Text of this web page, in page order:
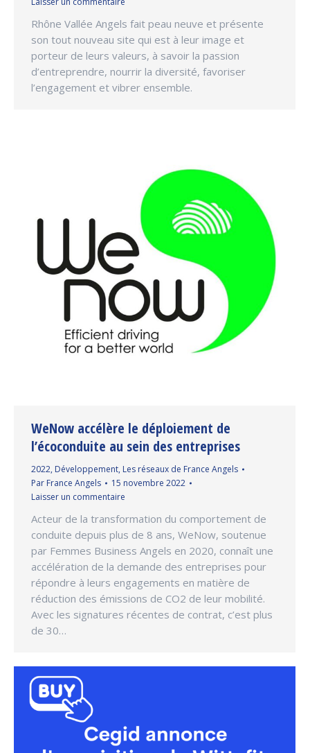
Rhône Vallée Angels fait peau neuve et présente
son tout nouveau site qui est à leur image et
porteur de leurs valeurs, à savoir la passion
d’entreprendre, nourrir la diversité, favoriser
l’engagement et vibrer ensemble.
WeNow accélère le déploiement de
l’écoconduite au sein des entreprises
2022, Développement, Les réseaux de France Angels
Par France Angels
15 novembre 2022
Laisser un commentaire
Acteur de la transformation du comportement de
conduite depuis plus de 8 ans, WeNow, soutenue
par Femmes Business Angels en 2020, connaît une
accélération de la demande des entreprises pour
répondre à leurs engagements en matière de
réduction des émissions de CO2 de leur mobilité.
Avec les signatures récentes de contrat, c’est plus
de 30…